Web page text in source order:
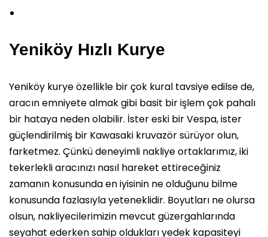
Yeniköy Hızlı Kurye
Yeniköy kurye özellikle bir çok kural tavsiye edilse de,
aracın emniyete almak gibi basit bir işlem çok pahalı
bir hataya neden olabilir. İster eski bir Vespa, ister
güçlendirilmiş bir Kawasaki kruvazör sürüyor olun,
farketmez. Çünkü deneyimli nakliye ortaklarımız, iki
tekerlekli aracınızı nasıl hareket ettireceğiniz
zamanın konusunda en iyisinin ne olduğunu bilme
konusunda fazlasıyla yeteneklidir. Boyutları ne olursa
olsun, nakliyecilerimizin mevcut güzergahlarında
seyahat ederken sahip oldukları yedek kapasiteyi